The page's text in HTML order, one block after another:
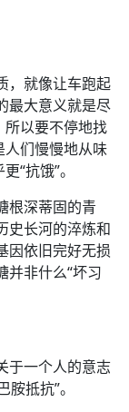
，就像让车跑起
最大意义就是尽
所以要不停地找
人们慢慢地从味
“抗饿”。
根深蒂固的青
史长河的淬炼和
因依旧完好无损
并非什么“坏习
于一个人的意志
抵抗”。